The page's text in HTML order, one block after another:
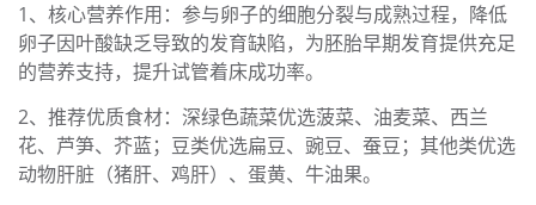
1、核心营养作用：参与卵子的细胞分裂与成熟过程，降低
卵子因叶酸缺乏导致的发育缺陷，为胚胎早期发育提供充足
的营养支持，提升试管着床成功率。
2、推荐优质食材：深绿色蔬菜优选菠菜、油麦菜、西兰
花、芦笋、芥蓝；豆类优选扁豆、豌豆、蚕豆；其他类优选
动物肝脏（猪肝、鸡肝）、蛋黄、牛油果。